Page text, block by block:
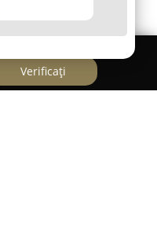
Verificați